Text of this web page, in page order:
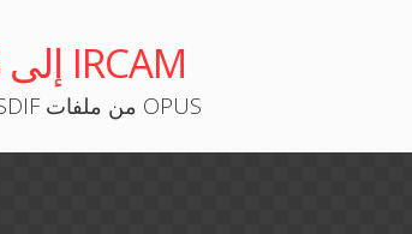
محوّل OPUS إلى IRCAM
أنتج صوت بحث IRCAM SDIF من ملفات OPUS